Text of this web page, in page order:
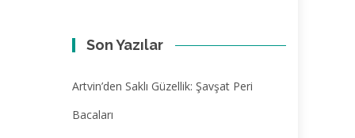
Son Yazılar
Artvin’den Saklı Güzellik: Şavşat Peri
Bacaları